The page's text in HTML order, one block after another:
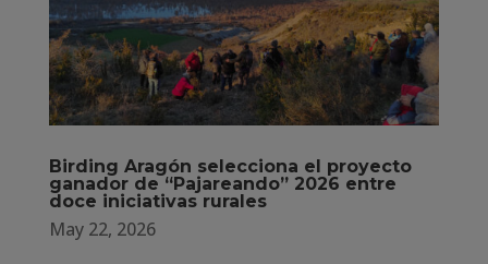
Birding Aragón selecciona el proyecto
ganador de “Pajareando” 2026 entre
doce iniciativas rurales
May 22, 2026